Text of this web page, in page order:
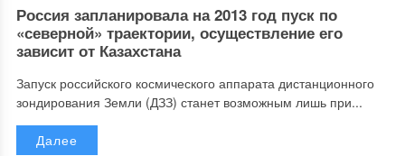
Россия запланировала на 2013 год пуск по
«северной» траектории, осуществление его
зависит от Казахстана
Запуск российского космического аппарата дистанционного
зондирования Земли (ДЗЗ) станет возможным лишь при...
Далее